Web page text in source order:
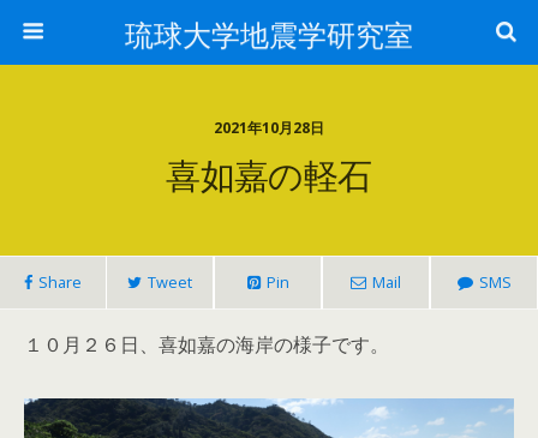
琉球大学地震学研究室
2021年10月28日
喜如嘉の軽石
Share Tweet Pin Mail SMS
１０月２６日、喜如嘉の海岸の様子です。